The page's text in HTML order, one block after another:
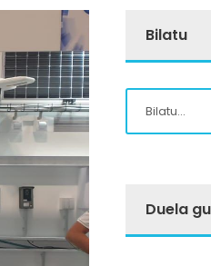
Bilatu
Duela